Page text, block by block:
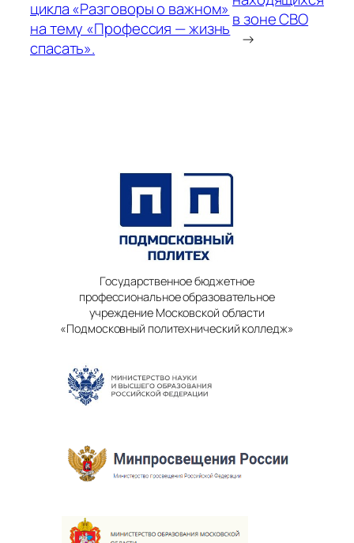
цикла «Разговоры о важном»
на тему «Профессия — жизнь
спасать».
в зоне СВО
→
Государственное бюджетное
профессиональное образовательное
учреждение Московской области
«Подмосковный политехнический колледж»